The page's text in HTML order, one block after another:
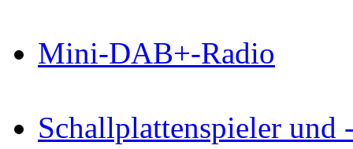
Mini-DAB+-Radio
Schallplattenspieler